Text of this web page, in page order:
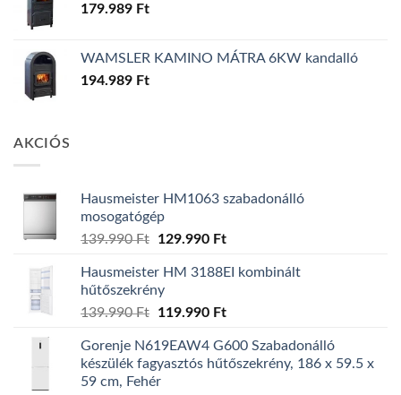
179.989 Ft
WAMSLER KAMINO MÁTRA 6KW kandalló
194.989 Ft
AKCIÓS
Hausmeister HM1063 szabadonálló
mosogatógép
139.990Ft
Original
was:
139.990 Ft.
129.990 FtCurrent
is:
Hausmeister HM 3188EI kombinált
hűtőszekrény
139.990Ft
Original
was:
139.990 Ft.
119.990 FtCurrent
is:
119.990 Ft.
Gorenje N619EAW4 G600 Szabadonálló
készülék fagyasztós hűtőszekrény, 186 x 59.5 x
59 cm, Fehér